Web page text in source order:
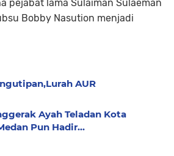
pejabat lama Sulaiman Sulaeman
Bobby Nasution menjadi
AUR
Ayah Teladan Kota
Pun Hadir...